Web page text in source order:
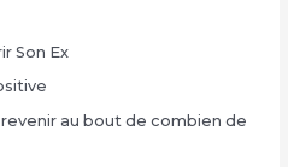
Son Ex
au bout de combien de